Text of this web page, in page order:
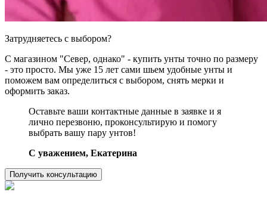
Затрудняетесь с выбором?
С магазином "Север, однако" - купить унты точно по размеру
- это просто. Мы уже 15 лет сами шьем удобные унты и
поможем вам определиться с выбором, снять мерки и
оформить заказ.
Оставьте ваши контактные данные в заявке и я
лично перезвоню, проконсультирую и помогу
выбрать вашу пару унтов!
C уважением, Екатерина
Получить консультацию